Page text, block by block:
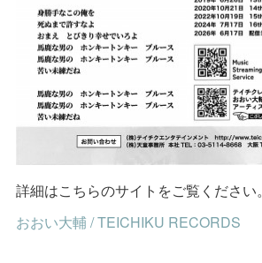
詳細はこちらのサイトをご覧ください。
おおい大輔 / TEICHIKU RECORDS